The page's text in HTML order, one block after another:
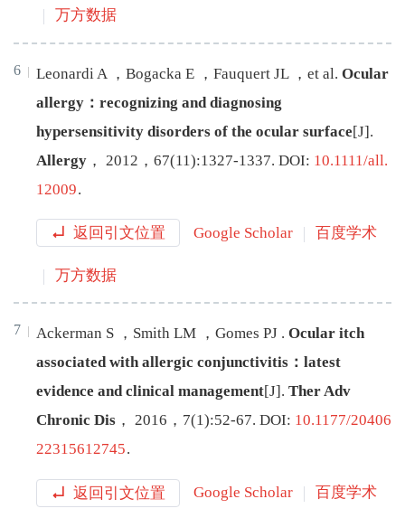
万方数据
6 LeonardiA ， Bogacka E ， Fauquert JL ， et al. Ocular
allergy：recognizing and diagnosing
hypersensitivity disorders of the ocular surface[J].
Allergy ， 2012 ， 67(11):1327-1337. DOI: 10.1111/all.
12009.
返回引文位置 Google Scholar 百度学术
万方数据
7 Ackerman S ， Smith LM ， Gomes PJ . Ocular itch
associated with allergic conjunctivitis：latest
evidence and clinical management[J] . Ther Adv
Chronic Dis ， 2016 ， 7(1):52-67. DOI: 10.1177/20406
22315612745.
返回引文位置 Google Scholar 百度学术